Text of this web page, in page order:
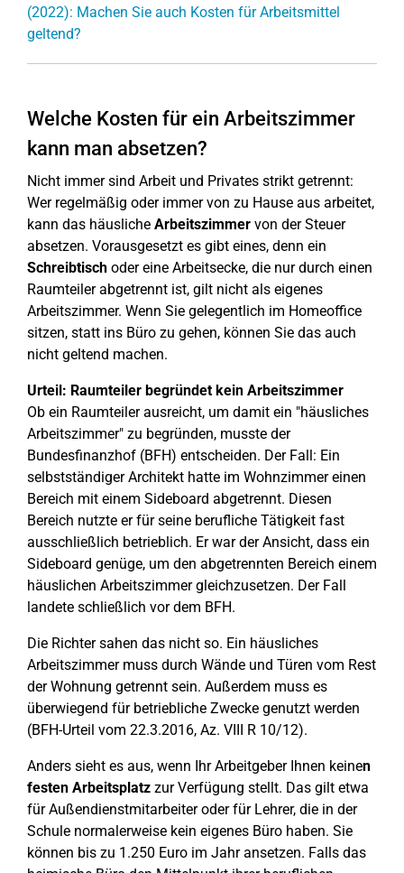
(2022): Machen Sie auch Kosten für Arbeitsmittel
geltend?
Welche Kosten für ein Arbeitszimmer
kann man absetzen?
Nicht immer sind Arbeit und Privates strikt getrennt:
Wer regelmäßig oder immer von zu Hause aus arbeitet,
kann das häusliche Arbeitszimmer von der Steuer
absetzen. Vorausgesetzt es gibt eines, denn ein
Schreibtisch oder eine Arbeitsecke, die nur durch einen
Raumteiler abgetrennt ist, gilt nicht als eigenes
Arbeitszimmer. Wenn Sie gelegentlich im Homeoffice
sitzen, statt ins Büro zu gehen, können Sie das auch
nicht geltend machen.
Urteil: Raumteiler begründet kein Arbeitszimmer
Ob ein Raumteiler ausreicht, um damit ein "häusliches
Arbeitszimmer" zu begründen, musste der
Bundesfinanzhof (BFH) entscheiden. Der Fall: Ein
selbstständiger Architekt hatte im Wohnzimmer einen
Bereich mit einem Sideboard abgetrennt. Diesen
Bereich nutzte er für seine berufliche Tätigkeit fast
ausschließlich betrieblich. Er war der Ansicht, dass ein
Sideboard genüge, um den abgetrennten Bereich einem
häuslichen Arbeitszimmer gleichzusetzen. Der Fall
landete schließlich vor dem BFH.
Die Richter sahen das nicht so. Ein häusliches
Arbeitszimmer muss durch Wände und Türen vom Rest
der Wohnung getrennt sein. Außerdem muss es
überwiegend für betriebliche Zwecke genutzt werden
(BFH-Urteil vom 22.3.2016, Az. VIII R 10/12).
Anders sieht es aus, wenn Ihr Arbeitgeber Ihnen keinen
festen Arbeitsplatz zur Verfügung stellt. Das gilt etwa
für Außendienstmitarbeiter oder für Lehrer, die in der
Schule normalerweise kein eigenes Büro haben. Sie
können bis zu 1.250 Euro im Jahr ansetzen. Falls das